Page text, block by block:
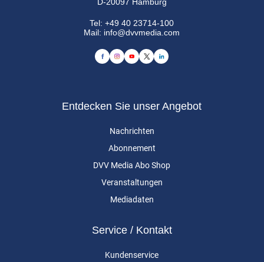
Tel:+49 40 23714-100
Mail: info@dvvmedia.com
Entdecken Sie unser Angebot
Nachrichten
Abonnement
DVV Media Abo Shop
Veranstaltungen
Mediadaten
Service / Kontakt
Kundenservice